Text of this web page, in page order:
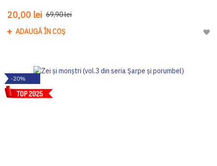
20,00 lei 69,90 lei
ADAUGĂ ÎN COȘ
-20%